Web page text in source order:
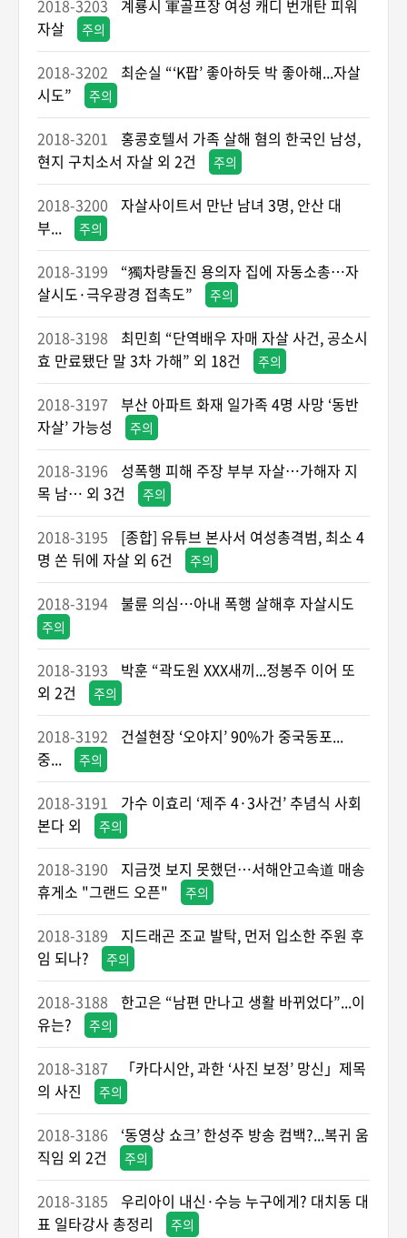
2018-3203
계룡시 軍골프장 여성 캐디 번개탄 피워
자살
주의
2018-3202
최순실 “‘K팝’ 좋아하듯 박 좋아해...자살
시도”
주의
2018-3201
홍콩호텔서 가족 살해 혐의 한국인 남성,
현지 구치소서 자살 외 2건
주의
2018-3200
자살사이트서 만난 남녀 3명, 안산 대
부...
주의
2018-3199
“獨차량돌진 용의자 집에 자동소총…자
살시도·극우광경 접촉도”
주의
2018-3198
최민희 “단역배우 자매 자살 사건, 공소시
효 만료됐단 말 3차 가해” 외 18건
주의
2018-3197
부산 아파트 화재 일가족 4명 사망 ‘동반
자살’ 가능성
주의
2018-3196
성폭행 피해 주장 부부 자살…가해자 지
목 남… 외 3건
주의
2018-3195
[종합] 유튜브 본사서 여성총격범, 최소 4
명 쏜 뒤에 자살 외 6건
주의
2018-3194 불륜 의심…아내 폭행 살해후 자살시도
주의
2018-3193
박훈 “곽도원 XXX새끼...정봉주 이어 또
외 2건
주의
2018-3192
건설현장 ‘오야지’ 90%가 중국동포...
중...
주의
2018-3191
가수 이효리 ‘제주 4·3사건’ 추념식 사회
본다 외
주의
2018-3190
지금껏 보지 못했던…서해안고속道 매송
휴게소 "그랜드 오픈"
주의
2018-3189
지드래곤 조교 발탁, 먼저 입소한 주원 후
임 되나?
주의
2018-3188
한고은 “남편 만나고 생활 바뀌었다”...이
유는?
주의
2018-3187
「카다시안, 과한 ‘사진 보정’ 망신」제목
의 사진
주의
2018-3186
‘동영상 쇼크’ 한성주 방송 컴백?...복귀 움
직임 외 2건
주의
2018-3185
우리아이 내신·수능 누구에게? 대치동 대
표 일타강사 총정리
주의